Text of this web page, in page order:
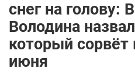
снег на голову:
Володина
который
июня